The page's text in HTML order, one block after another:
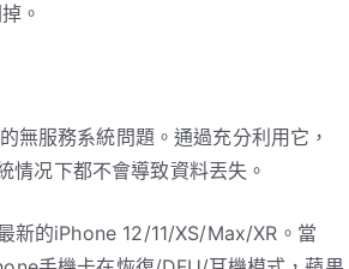
。
無服務系統問題。通過充分利用它，
情况下都不會導致資料丟失。
新的iPhone 12/11/XS/Max/XR。當